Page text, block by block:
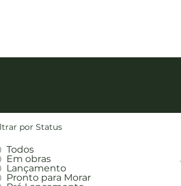
por Status
Todos
Em obras
Lançamento
Pronto para Morar